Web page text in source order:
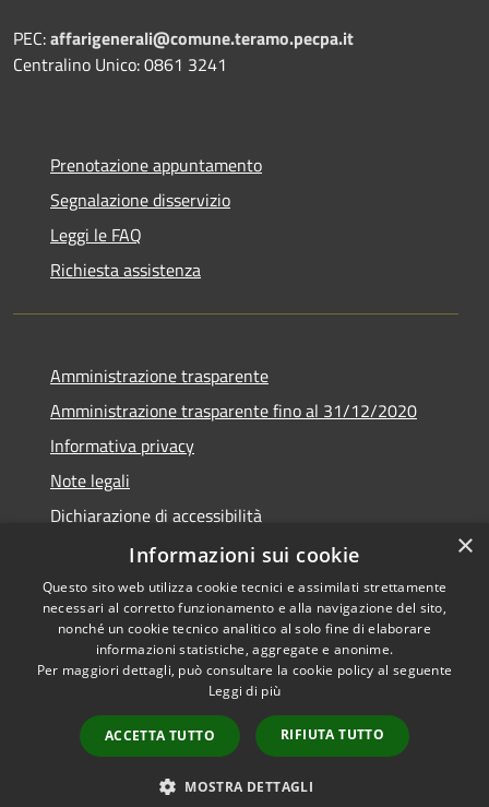
PEC:affarigenerali@comune.teramo.pecpa.it
Centralino Unico: 0861 3241
Prenotazione appuntamento
Segnalazione disservizio
Leggi le FAQ
Richiesta assistenza
Amministrazione trasparente
Amministrazione trasparente fino al 31/12/2020
Informativa privacy
Note legali
Dichiarazione di accessibilità
Accessibilità
Privacy
Mappa del sito
Area riservata ai
Copyright © 2026 • Comune di
Teramo • Powered by
Municipium• Accesso
×
Informazioni sui cookie
Questo sito web utilizza cookie tecnici e assimilati strettamente
necessari al corretto funzionamento e alla navigazione del sito,
nonché un cookie tecnico analitico al solo fine di elaborare
informazioni statistiche, aggregate e anonime.
Per maggiori dettagli, può consultare la cookie policy al seguente
Leggi di più
ACCETTA TUTTO RIFIUTA TUTTO
MOSTRA DETTAGLI